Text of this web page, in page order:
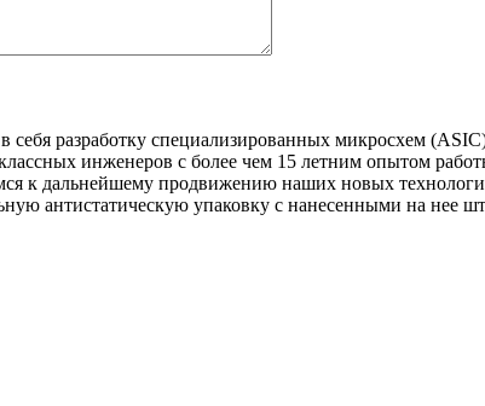
разработку специализированных микросхем
инженеров с более чем 15 летним опытом
к дальнейшему продвижению наших новых
антистатическую упаковку с нанесенными на нее